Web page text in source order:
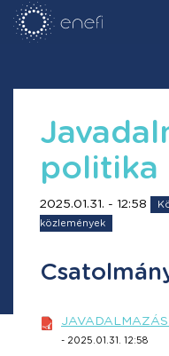
politika
2025.01.31. - 12:58
közlemények
- 2025.01.31. 12:58